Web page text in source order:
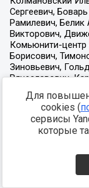
Для
cookies (
сервисы
которые